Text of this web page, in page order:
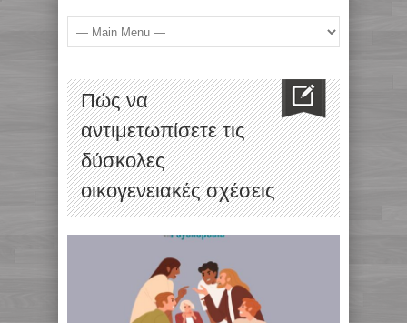
Πώς να
αντιμετωπίσετε τις
δύσκολες
οικογενειακές σχέσεις